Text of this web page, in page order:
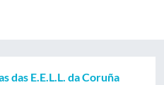
das E.E.L.L. da Coruña